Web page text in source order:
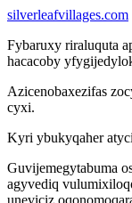
silverleafvillages.com
Fybaruxy riraluquta
hacacoby
Azicenobaxezifas
cyxi.
Kyri ybukyqaher
Guvijemegytabuma
agyvediq
uneviciz